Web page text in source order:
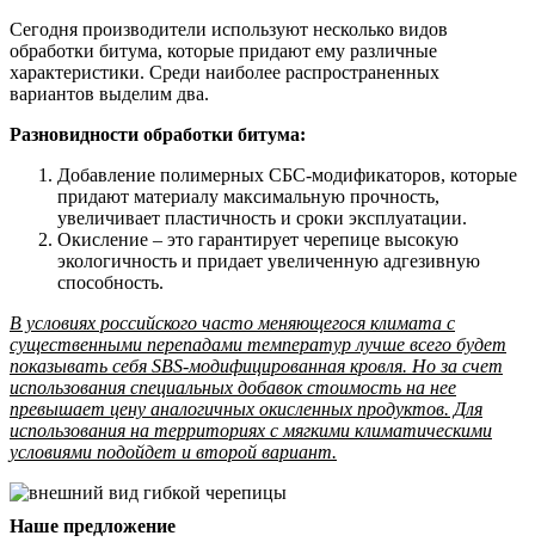
Сегодня производители используют несколько видов
обработки битума, которые придают ему различные
характеристики. Среди наиболее распространенных
вариантов выделим два.
Разновидности обработки битума:
Добавление полимерных СБС-модификаторов, которые
придают материалу максимальную прочность,
увеличивает пластичность и сроки эксплуатации.
Окисление – это гарантирует черепице высокую
экологичность и придает увеличенную адгезивную
способность.
В условиях российского часто меняющегося климата с
существенными перепадами температур лучше всего будет
показывать себя SBS-модифицированная кровля. Но за счет
использования специальных добавок стоимость на нее
превышает цену аналогичных окисленных продуктов. Для
использования на территориях с мягкими климатическими
условиями подойдет и второй вариант.
Наше предложение